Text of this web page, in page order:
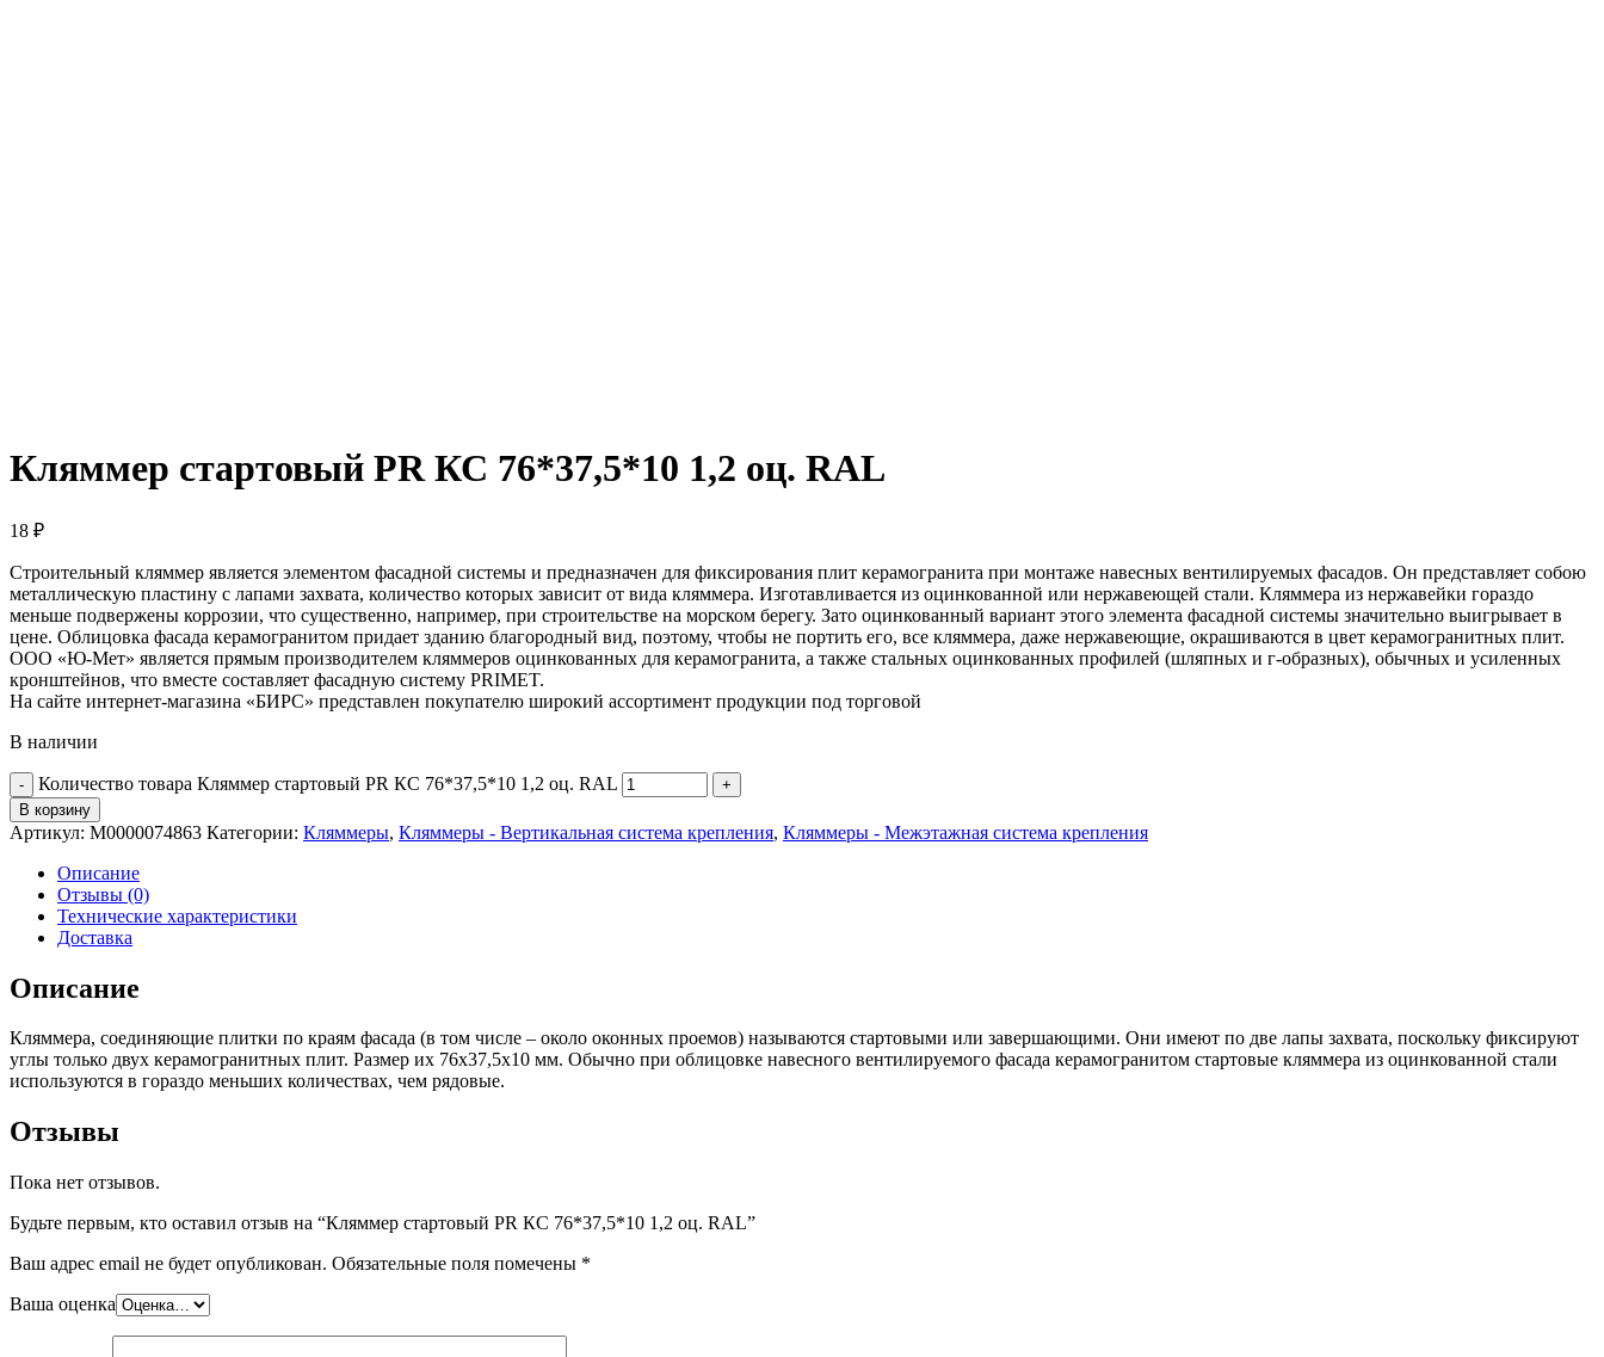
Кляммер стартовый PR КС 76*37,5*10 1,2 оц. RAL
18 ₽
Строительный кляммер является элементом фасадной системы и предназначен для фиксирования плит керамогранита при монтаже навесных вентилируемых фасадов. Он представляет собою
металлическую пластину с лапами захвата, количество которых зависит от вида кляммера. Изготавливается из оцинкованной или нержавеющей стали. Кляммера из нержавейки гораздо
меньше подвержены коррозии, что существенно, например, при строительстве на морском берегу. Зато оцинкованный вариант этого элемента фасадной системы значительно выигрывает в
цене. Облицовка фасада керамогранитом придает зданию благородный вид, поэтому, чтобы не портить его, все кляммера, даже нержавеющие, окрашиваются в цвет керамогранитных плит.
ООО «Ю-Мет» является прямым производителем кляммеров оцинкованных для керамогранита, а также стальных оцинкованных профилей (шляпных и г-образных), обычных и усиленных
кронштейнов, что вместе составляет фасадную систему PRIMET.
На сайте интернет-магазина «БИРС» представлен покупателю широкий ассортимент продукции под торговой
В наличии
Количество товара Кляммер стартовый PR КС 76*37,5*10 1,2 оц. RAL
В корзину
Артикул: М0000074863 Категории: Кляммеры, Кляммеры - Вертикальная система крепления, Кляммеры - Межэтажная система крепления
Описание
Отзывы (0)
Технические характеристики
Доставка
Описание
Кляммера, соединяющие плитки по краям фасада (в том числе – около оконных проемов) называются стартовыми или завершающими. Они имеют по две лапы захвата, поскольку фиксируют
углы только двух керамогранитных плит. Размер их 76х37,5х10 мм. Обычно при облицовке навесного вентилируемого фасада керамогранитом стартовые кляммера из оцинкованной стали
используются в гораздо меньших количествах, чем рядовые.
Отзывы
Пока нет отзывов.
Будьте первым, кто оставил отзыв на “Кляммер стартовый PR КС 76*37,5*10 1,2 оц. RAL”
Ваш адрес email не будет опубликован. Обязательные поля помечены *
Ваша оценка